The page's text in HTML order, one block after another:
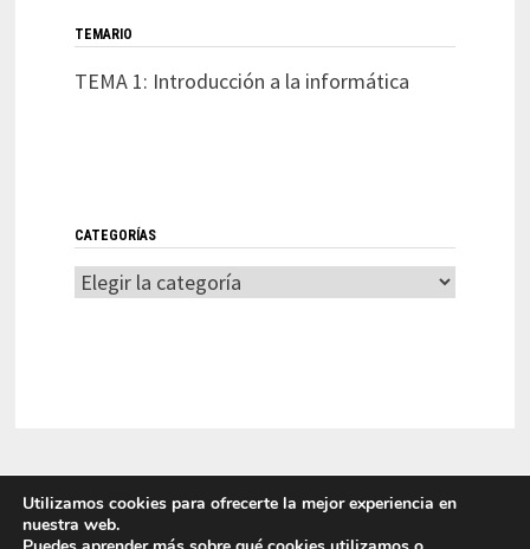
TEMARIO
TEMA 1: Introducción a la informática
CATEGORÍAS
Categorías
Utilizamos cookies para ofrecerte la mejor experiencia en
nuestra web.